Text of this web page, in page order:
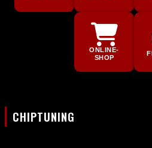
ONLINE-
SHOP
CHIPTUNING